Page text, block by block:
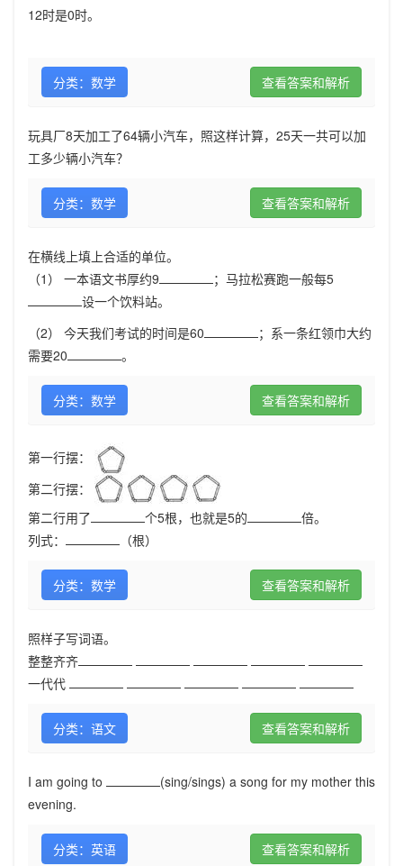
12时是0时。
分类：数学 查看答案和解析
玩具厂8天加工了64辆小汽车，照这样计算，25天一共可以加
工多少辆小汽车？
分类：数学 查看答案和解析
在横线上填上合适的单位。
（1） 一本语文书厚约9
；马拉松赛跑一般每5
设一个饮料站。
（2） 今天我们考试的时间是60
；系一条红领巾大约
需要20
。
分类：数学 查看答案和解析
第一行摆：
第二行摆：
第二行用了
个5根，也就是5的
倍。
列式：
（根）
分类：数学 查看答案和解析
照样子写词语。
整整齐齐
一代代
分类：语文 查看答案和解析
I am going to
(sing/sings) a song for my mother this
evening.
分类：英语 查看答案和解析